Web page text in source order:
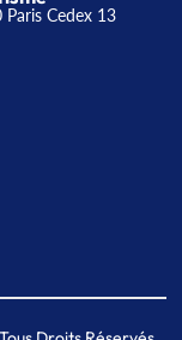
Cedex 13